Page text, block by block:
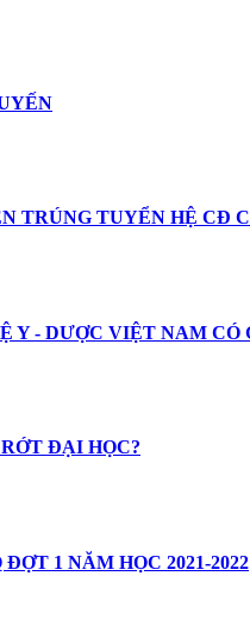
TRÚNG TUYỂN HỆ CĐ
Y - DƯỢC VIỆT NAM CÓ
ĐẠI HỌC?
1 NĂM HỌC 2021-2022